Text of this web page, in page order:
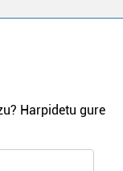
Harpidetu gure